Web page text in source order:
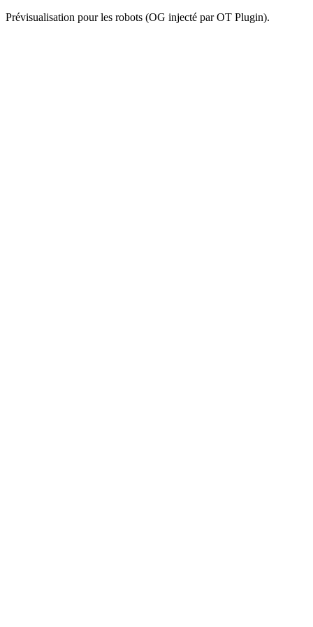
Prévisualisation pour les robots (OG injecté par OT Plugin).